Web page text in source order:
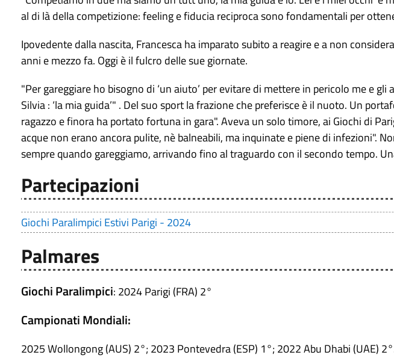
al di là della competizione: feeling e fiducia reciproca sono fondamentali per
Ipovedente dalla nascita, Francesca ha imparato subito a reagire e a non
anni e mezzo fa. Oggi è il fulcro delle sue giornate.
"Per gareggiare ho bisogno di ‘un aiuto’ per evitare di mettere in pericolo me e
Silvia : ‘la mia guida’" . Del suo sport la frazione che preferisce è il nuoto. Un
ragazzo e finora ha portato fortuna in gara". Aveva un solo timore, ai Giochi di
acque non erano ancora pulite, nè balneabili, ma inquinate e piene di infezioni".
sempre quando gareggiamo, arrivando fino al traguardo con il secondo tempo.
Partecipazioni
Giochi Paralimpici Estivi Parigi - 2024
Palmares
Giochi Paralimpici: 2024 Parigi (FRA) 2°
Campionati Mondiali:
2025 Wollongong (AUS) 2°; 2023 Pontevedra (ESP) 1°; 2022 Abu Dhabi (UAE)